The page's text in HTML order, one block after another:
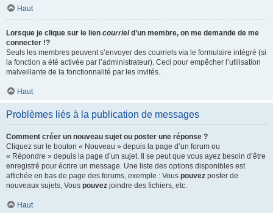
Haut
Lorsque je clique sur le lien courrield’un membre, on me demande de me
connecter !?
Seuls les membres peuvent s’envoyer des courriels via le formulaire intégré (si
la fonction a été activée par l’administrateur). Ceci pour empêcher l’utilisation
malveillante de la fonctionnalité par les invités.
Haut
Problèmes liés à la publication de messages
Comment créer un nouveau sujet ou poster une réponse ?
Cliquez sur le bouton « Nouveau » depuis la page d’un forum ou
« Répondre » depuis la page d’un sujet. Il se peut que vous ayez besoin d’être
enregistré pour écrire un message. Une liste des options disponibles est
affichée en bas de page des forums, exemple : Vous pouvez poster de
nouveaux sujets, Vous pouvez joindre des fichiers, etc.
Haut